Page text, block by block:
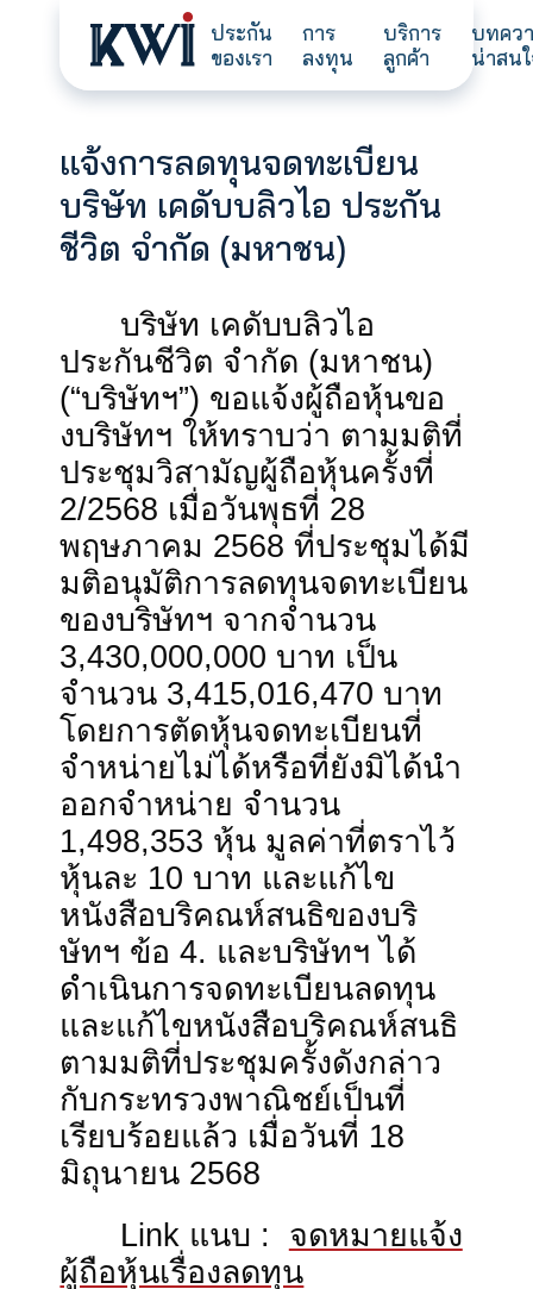
ประกัน
ของเรา
การ
ลงทุน
บริการ
ลูกค้า
แจ้งการลดทุนจดทะเบียน
บริษัท เคดับบลิวไอ ประกัน
ชีวิต จำกัด (มหาชน)
บริษัท เคดับบลิวไอ
ประกันชีวิต จำกัด(มหาชน
(“บริษัทฯ”)ขอแจ้งผู้ถือหุ้นขอ
งบริษัทฯ ให้ทราบว่า
ตามม
ประชุมวิสามัญผู้ถือหุ้นครั้งที่
2/2568เมื่อวันพุธที่ 28
พฤษภาคม 2568ที่ประชุมไ
มติอนุมัติการลดทุนจดทะเบี
ของบริษัทฯ จากจำนวน
3,430,000,000บาท เป็น
จำนวน 3,415,016,470
โดยการตัดหุ้นจดทะเบียนที่
จำหน่ายไม่ได้หรือที่ยังมิได้
ออกจำหน่าย จำนวน
1,498,353หุ้น มูลค่าที่ตราไ
หุ้นละ 10บาท และแก้ไข
หนังสือบริคณห์สนธิของบริ
ษัทฯ ข้อ 4.และบริษัทฯ
ดำเนินการจดทะเบียนลดทุน
และแก้ไขหนังสือบริคณห์สน
ตามมติที่ประชุมครั้งดังกล่าว